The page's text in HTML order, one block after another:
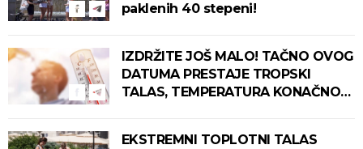
paklenih 40 stepeni!
IZDRŽITE JOŠ MALO! TAČNO OVOG
DATUMA PRESTAJE TROPSKI
TALAS, TEMPERATURA KONAČNO
EKSTREMNI TOPLOTNI TALAS